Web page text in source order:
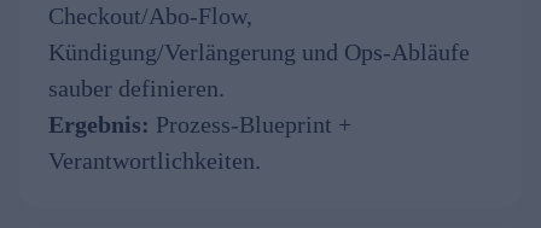
Checkout/Abo-Flow,
Kündigung/Verlängerung und Ops-Abläufe
sauber definieren.
Ergebnis: Prozess-Blueprint +
Verantwortlichkeiten.